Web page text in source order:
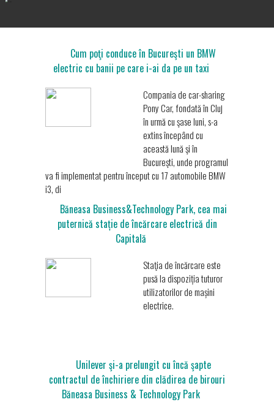
Cum poţi conduce în Bucureşti un BMW
electric cu banii pe care i-ai da pe un taxi
Compania de car-sharing
Pony Car, fondată în Cluj
în urmă cu şase luni, s-a
extins începând cu
această lună şi în
Bucureşti, unde programul
va fi implementat pentru început cu 17 automobile BMW
i3, di
Băneasa Business&Technology Park, cea mai
puternică stație de încărcare electrică din
Capitală
Staţia de încărcare este
pusă la dispoziția tuturor
utilizatorilor de mașini
electrice.
Unilever şi-a prelungit cu încă şapte
contractul de închiriere din clădirea de birouri
Băneasa Business & Technology Park